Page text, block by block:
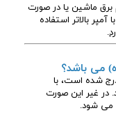
ماشین یا در صورت
بالاتر استفاده
.
می باشد؟
شده است، با
در غیر این صورت
می شود.